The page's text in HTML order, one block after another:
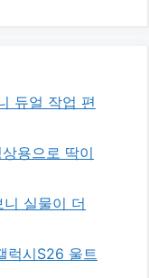
듀얼 작업 편
용으로 딱이
실물이 더
럭시S26 울트